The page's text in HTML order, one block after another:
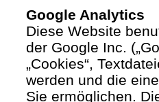
Google Analytics
Diese Website
der Google Inc.
„Cookies“,
werden und die
Sie ermöglichen.